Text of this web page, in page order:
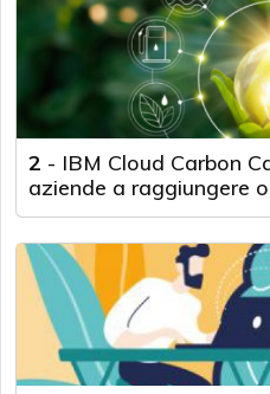
2 - IBM Cloud Carbon
aziende a raggiungere